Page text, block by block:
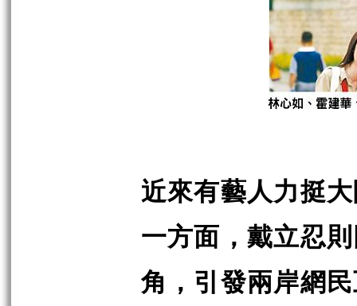
近來有藝人力挺
一方面，戴立忍
角，引發兩岸網